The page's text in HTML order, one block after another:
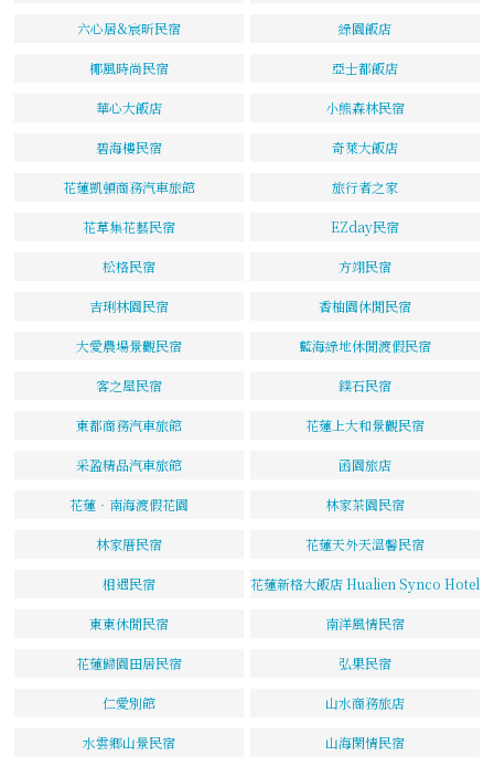
六心居&宸昕民宿 綠園飯店
椰風時尚民宿 亞士都飯店
華心大飯店 小熊森林民宿
碧海樓民宿 奇萊大飯店
花蓮凱頓商務汽車旅館 旅行者之家
花草集花藝民宿 EZday民宿
松格民宿 方翊民宿
吉琍林園民宿 香柚園休閒民宿
大愛農場景觀民宿 藍海綠地休閒渡假民宿
客之屋民宿 鏷石民宿
東都商務汽車旅館 花蓮上大和景觀民宿
采盈精品汽車旅館 函園旅店
花蓮‧南海渡假花園 林家茶園民宿
林家厝民宿 花蓮天外天溫馨民宿
相遇民宿 花蓮新格大飯店 Hualien Synco Hotel
東東休閒民宿 南洋風情民宿
花蓮歸園田居民宿 弘果民宿
仁愛別館 山水商務旅店
水雲鄉山景民宿 山海閑情民宿